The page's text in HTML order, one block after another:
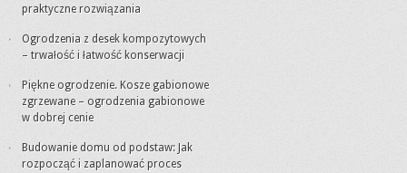
praktyczne rozwiązania
Ogrodzenia z desek kompozytowych
– trwałość i łatwość konserwacji
Piękne ogrodzenie. Kosze gabionowe
zgrzewane – ogrodzenia gabionowe
w dobrej cenie
Budowanie domu od podstaw: Jak
rozpocząć i zaplanować proces